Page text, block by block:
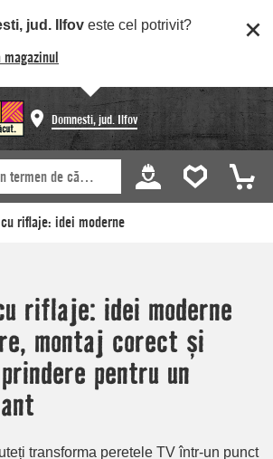
jud. Ilfov este cel potrivit?
magazinul
Domnesti, jud. Ilfov